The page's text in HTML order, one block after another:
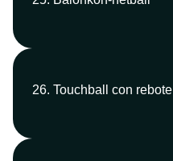
26. Touchball con rebote